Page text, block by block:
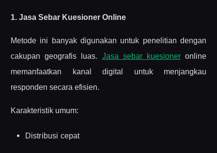
1. Jasa Sebar Kuesioner Online
Metode ini banyak digunakan untuk penelitian dengan
cakupan geografis luas. Jasa sebar kuesioneronline
memanfaatkan kanal digital untuk menjangkau
responden secara efisien.
Karakteristik umum:
Distribusi cepat